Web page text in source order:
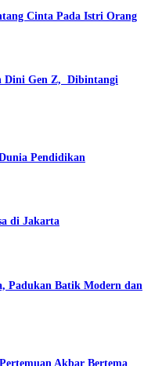
Cinta Pada Istri Orang
Dini Gen Z, Dibintangi
Pendidikan
di Jakarta
Padukan Batik Modern dan
Akbar Bertema